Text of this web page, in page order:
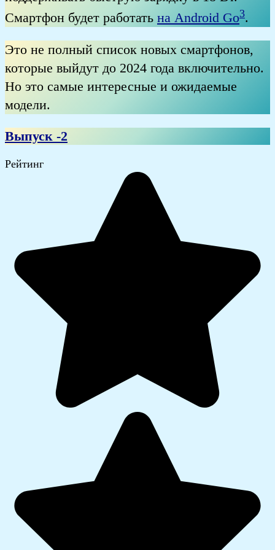
Смартфон будет работать на Android Go3.
Это не полный список новых смартфонов,
которые выйдут до 2024 года включительно.
Но это самые интересные и ожидаемые
модели.
Выпуск -2
Рейтинг